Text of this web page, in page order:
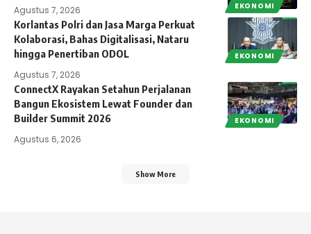
EKONOMI
Agustus 7, 2026
EKONOMI
Korlantas Polri dan Jasa Marga Perkuat
Kolaborasi, Bahas Digitalisasi, Nataru
hingga Penertiban ODOL
Agustus 7, 2026
EKONOMI
ConnectX Rayakan Setahun Perjalanan
Bangun Ekosistem Lewat Founder dan
Builder Summit 2026
Agustus 6, 2026
Show More